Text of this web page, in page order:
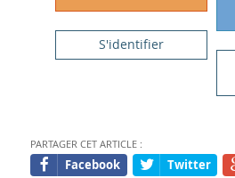
S'identifier
PARTAGER CET ARTICLE :
Facebook Twitter